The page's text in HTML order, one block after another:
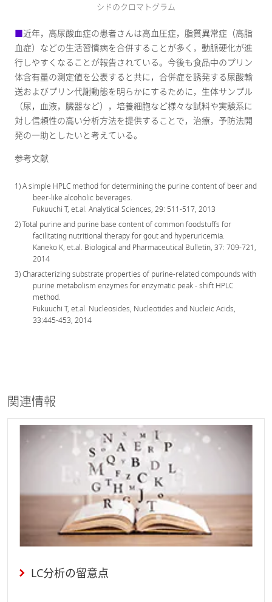
シドのクロマトグラム
■近年，高尿酸血症の患者さんは高血圧症，脂質異常症（高脂
血症）などの生活習慣病を合併することが多く，動脈硬化が進
行しやすくなることが報告されている。今後も食品中のプリン
体含有量の測定値を公表すると共に，合併症を誘発する尿酸輸
送およびプリン代謝動態を明らかにするために，生体サンプル
（尿，血液，臓器など），培養細胞など様々な試料や実験系に
対し信頼性の高い分析方法を提供することで，治療，予防法開
発の一助としたいと考えている。
参考文献
1) A simple HPLC method for determining the purine content of beer and
beer-like alcoholic beverages.
Fukuuchi T, et.al. Analytical Sciences, 29: 511-517, 2013
2) Total purine and purine base content of common foodstuffs for
facilitating nutritional therapy for gout and hyperuricemia.
Kaneko K, et.al. Biological and Pharmaceutical Bulletin, 37: 709-721,
2014
3) Characterizing substrate properties of purine-related compounds with
purine metabolism enzymes for enzymatic peak - shift HPLC
method.
Fukuuchi T, et.al. Nucleosides, Nucleotides and Nucleic Acids,
33:445-453, 2014
関連情報
LC分析の留意点